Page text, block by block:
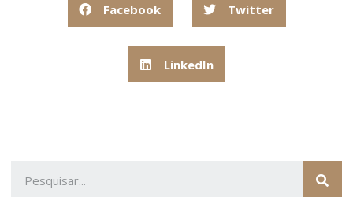
Facebook Twitter
LinkedIn